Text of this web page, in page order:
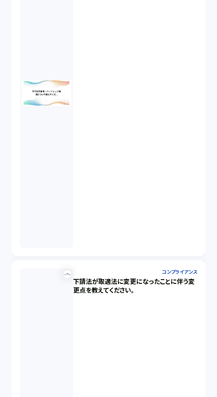
コンプライアンス
下請法が取適法に変更になったことに伴う変
更点を教えてください。